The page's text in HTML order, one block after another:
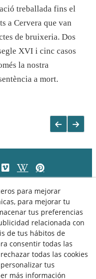
treballada fins el
a Cervera que van
de bruixeria. Dos
XVI i cinc casos
la nostra
a mort.
para mejorar
para mejorar tu
tus preferencias
relacionada con
de tus hábitos de
consentir todas las
todas las cookies
personalizar tus
más información